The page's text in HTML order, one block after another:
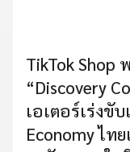
TikTok Shop
“Discovery
เอเตอร์เร่งขั
Economy ไท